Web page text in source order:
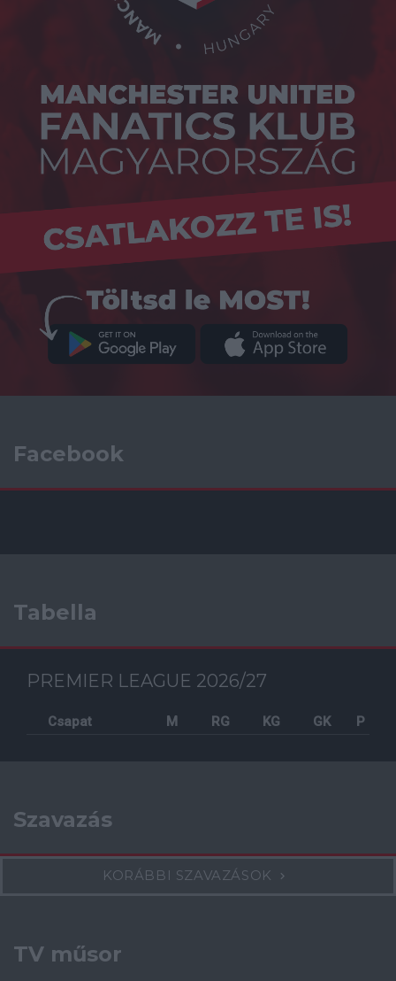
Facebook
Tabella
PREMIER LEAGUE 2026/27
Csapat M RG KG GK P
Szavazás
KORÁBBI SZAVAZÁSOK
TV műsor